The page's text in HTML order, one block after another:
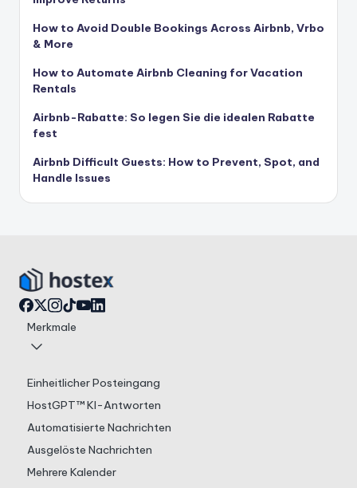
How to Avoid Double Bookings Across Airbnb, Vrbo
& More
How to Automate Airbnb Cleaning for Vacation
Rentals
Airbnb-Rabatte: So legen Sie die idealen Rabatte
fest
Airbnb Difficult Guests: How to Prevent, Spot, and
Handle Issues
Merkmale
Einheitlicher Posteingang
HostGPT™ KI-Antworten
Automatisierte Nachrichten
Ausgelöste Nachrichten
Mehrere Kalender